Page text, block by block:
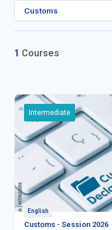
Pesquisar disciplinas
Customs
1 Courses
Intermediate
English
Customs - Session 2026